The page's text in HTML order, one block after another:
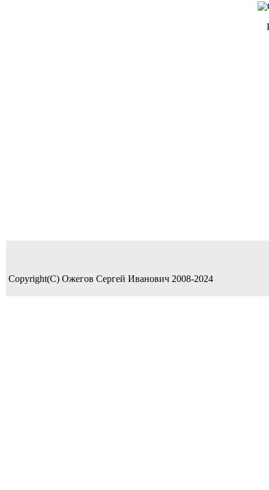
Copyright(C) Ожегов Сергей Иванович 2008-2024